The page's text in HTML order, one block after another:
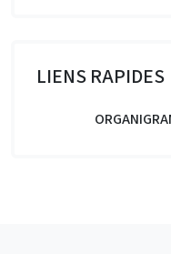
LIENS RAPIDES